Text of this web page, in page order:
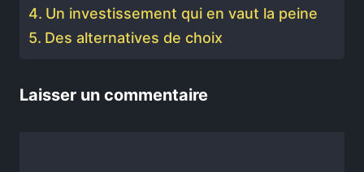
Un investissement qui en vaut la peine
Des alternatives de choix
Laisser un commentaire